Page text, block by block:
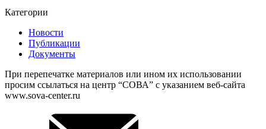
Категории
Новости
Публикации
Документы
При перепечатке материалов или ином их использовании
просим ссылаться на центр “СОВА” с указанием веб-сайта
www.sova-center.ru